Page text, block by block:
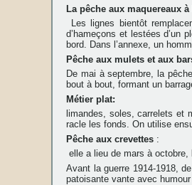
La pêche aux maquereaux
Les lignes bientôt
d’hameçons et lestées d’un
bord. Dans l’annexe, un
Pêche aux mulets et aux
De mai à septembre, la
bout à bout, formant un
Métier plat:
limandes, soles, carrelets et
racle les fonds. On utilise
Pêche aux crevettes :
elle a lieu de mars à
Avant la guerre 1914-1918,
patoisante vante avec